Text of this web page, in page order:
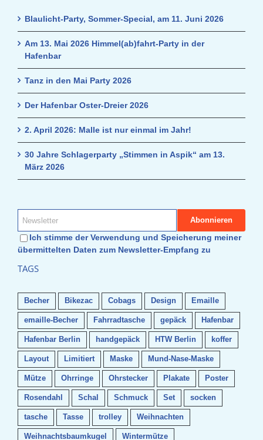
Blaulicht-Party, Sommer-Special, am 11. Juni 2026
Am 13. Mai 2026 Himmel(ab)fahrt-Party in der
Hafenbar
Tanz in den Mai Party 2026
Der Hafenbar Oster-Dreier 2026
2. April 2026: Malle ist nur einmal im Jahr!
30 Jahre Schlagerparty „Stimmen in Aspik“ am 13.
März 2026
Ich stimme der Verwendung und Speicherung meiner
übermittelten Daten zum Newsletter-Empfang zu
TAGS
Becher Bikezac Cobags Design Emaille
emaille-Becher Fahrradtasche gepäck Hafenbar
Hafenbar Berlin handgepäck HTW Berlin koffer
Layout Limitiert Maske Mund-Nase-Maske
Mütze Ohrringe Ohrstecker Plakate Poster
Rosendahl Schal Schmuck Set socken
tasche Tasse trolley Weihnachten
Weihnachtsbaumkugel Wintermütze